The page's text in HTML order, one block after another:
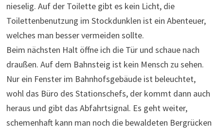
nieselig. Auf der Toilette gibt es kein Licht, die
Toilettenbenutzung im Stockdunklen ist ein Abenteuer,
welches man besser vermeiden sollte.
Beim nächsten Halt öffne ich die Tür und schaue nach
draußen. Auf dem Bahnsteig ist kein Mensch zu sehen.
Nur ein Fenster im Bahnhofsgebäude ist beleuchtet,
wohl das Büro des Stationschefs, der kommt dann auch
heraus und gibt das Abfahrtsignal. Es geht weiter,
schemenhaft kann man noch die bewaldeten Bergrücken